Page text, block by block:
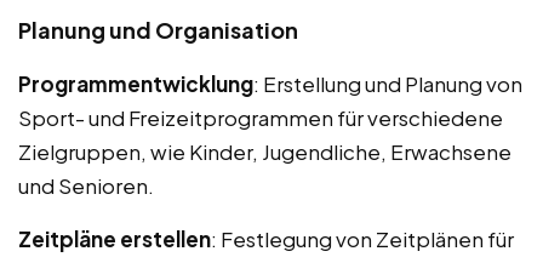
Planung und Organisation
Programmentwicklung: Erstellung und Planung von
Sport- und Freizeitprogrammen für verschiedene
Zielgruppen, wie Kinder, Jugendliche, Erwachsene
und Senioren.
Zeitpläne erstellen: Festlegung von Zeitplänen für